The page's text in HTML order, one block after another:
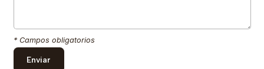
* Campos obligatorios